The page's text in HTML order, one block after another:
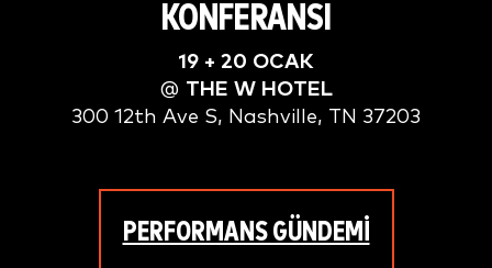
KONFERANSI
19 + 20 OCAK
@ THE W HOTEL
300 12th Ave S, Nashville, TN 37203
PERFORMANS GÜNDEMİ